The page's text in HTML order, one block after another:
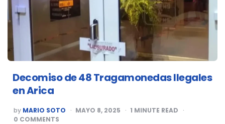
Decomiso de 48 Tragamonedas Ilegales
en Arica
POSTED
BY
by MARIO SOTO MAYO 8, 2025 1 MINUTE READ
0 COMMENTS